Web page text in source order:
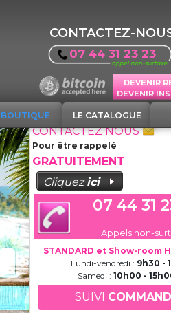
CONTACTEZ-
07 44 31 23 23
DEVENIR
DEVENIR
BOUTIQUE LE CATALOGUE
CONTACTEZ NOUS
Pour être rappelé
GRATUITEMENT
Cliquezici
07 44 31
Appels non-
STANDARD et Show-room
Lundi-vendredi : 9h30 -
Samedi : 10h00 -
SUIVI